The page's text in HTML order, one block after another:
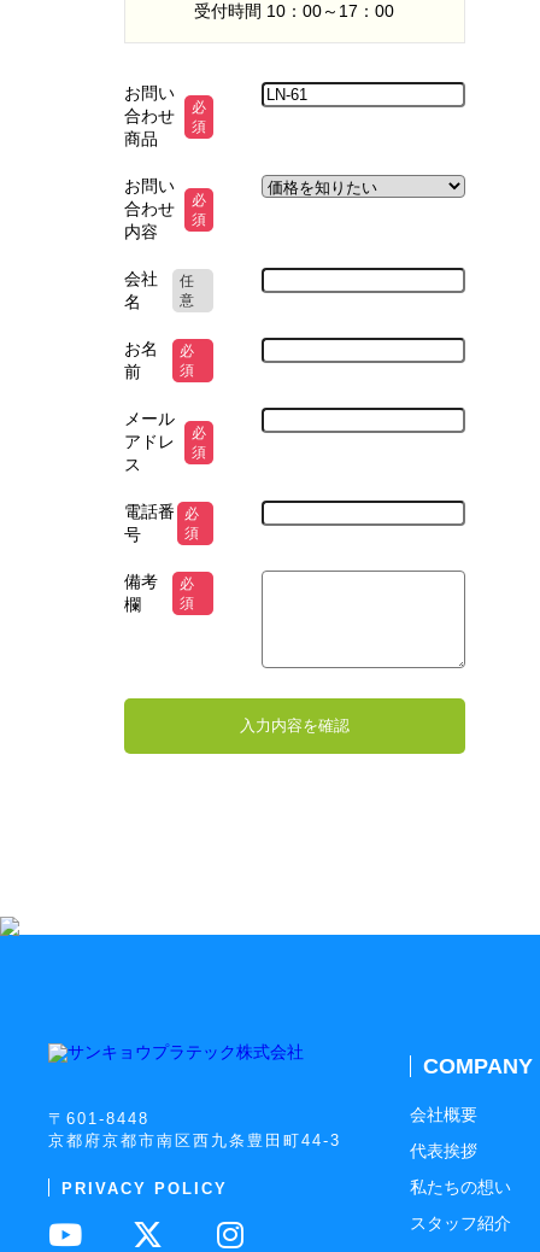
受付時間 10：00～17：00
お問い
合わせ
商品
必
須
お問い
合わせ
内容
必
須
会社
名
任
意
お名
前
必
須
メール
アドレ
ス
必
須
電話番
号
必
須
備考
欄
必
須
〒601-8448
京都府京都市南区西九条豊田町44-3
PRIVACY POLICY
COMPANY
会社概要
代表挨拶
私たちの想い
スタッフ紹介